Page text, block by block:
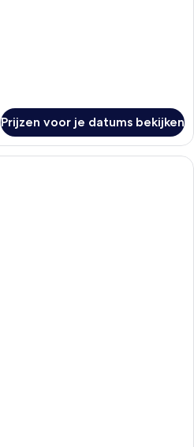
Prijzen voor je datums bekijken